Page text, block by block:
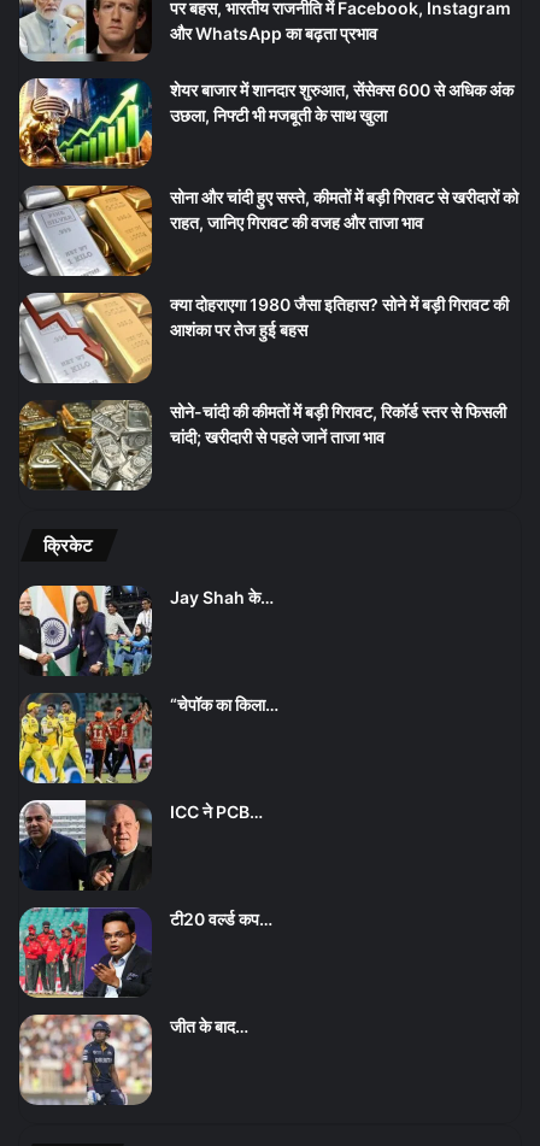
पर बहस, भारतीय राजनीति में Facebook, Instagram
और WhatsApp का बढ़ता प्रभाव
शेयर बाजार में शानदार शुरुआत, सेंसेक्स 600 से अधिक अंक
उछला, निफ्टी भी मजबूती के साथ खुला
सोना और चांदी हुए सस्ते, कीमतों में बड़ी गिरावट से खरीदारों को
राहत, जानिए गिरावट की वजह और ताजा भाव
क्या दोहराएगा 1980 जैसा इतिहास? सोने में बड़ी गिरावट की
आशंका पर तेज हुई बहस
सोने-चांदी की कीमतों में बड़ी गिरावट, रिकॉर्ड स्तर से फिसली
चांदी; खरीदारी से पहले जानें ताजा भाव
क्रिकेट
Jay Shah के…
“चेपॉक का किला…
ICC ने PCB…
टी20 वर्ल्ड कप…
जीत के बाद…